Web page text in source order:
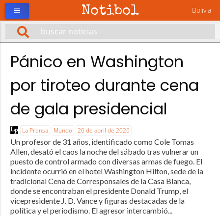
Notibol Bolivia
menu
Pánico en Washington
por tiroteo durante cena
de gala presidencial
La Prensa Mundo 26 de abril de 2026
Un profesor de 31 años, identificado como Cole Tomas
Allen, desató el caos la noche del sábado tras vulnerar un
puesto de control armado con diversas armas de fuego. El
incidente ocurrió en el hotel Washington Hilton, sede de la
tradicional Cena de Corresponsales de la Casa Blanca,
donde se encontraban el presidente Donald Trump, el
vicepresidente J. D. Vance y figuras destacadas de la
política y el periodismo. El agresor intercambió...